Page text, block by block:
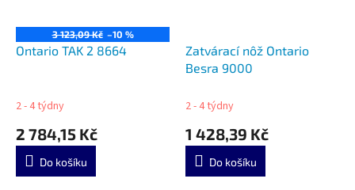
3 123,09 Kč –10 %
Ontario TAK 2 8664
2 - 4 týdny
2 784,15 Kč
Do košíku
Zatvárací nôž Ontario
Besra 9000
2 - 4 týdny
1 428,39 Kč
Do košíku